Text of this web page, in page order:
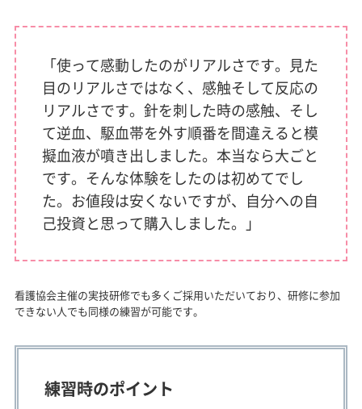
「使って感動したのがリアルさです。見た
目のリアルさではなく、感触そして反応の
リアルさです。針を刺した時の感触、そし
て逆血、駆血帯を外す順番を間違えると模
擬血液が噴き出しました。本当なら大ごと
です。そんな体験をしたのは初めてでし
た。お値段は安くないですが、自分への自
己投資と思って購入しました。」
看護協会主催の実技研修でも多くご採用いただいており、研修に参加
できない人でも同様の練習が可能です。
練習時のポイント